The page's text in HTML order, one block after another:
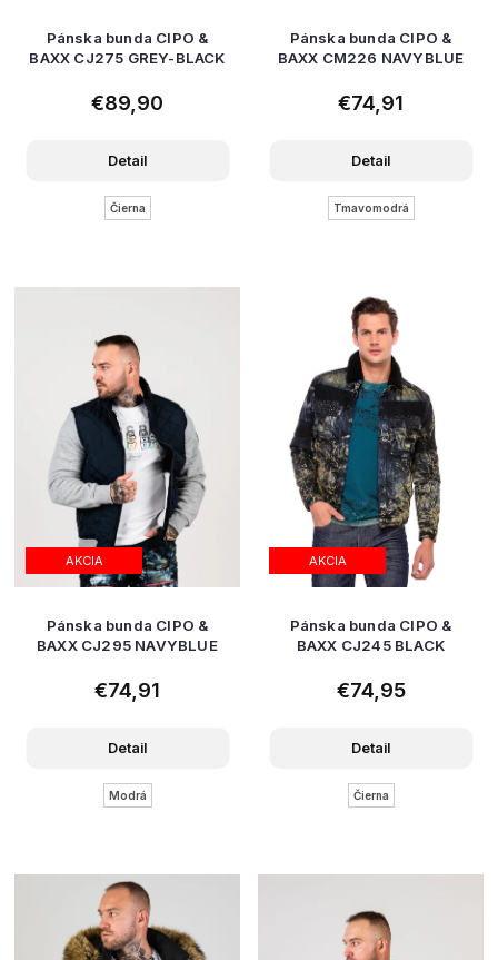
Pánska bunda CIPO &
BAXX CJ275 GREY-BLACK
€89,90
Detail
Čierna
Pánska bunda CIPO &
BAXX CM226 NAVYBLUE
€74,91
Detail
Tmavomodrá
AKCIA
Pánska bunda CIPO &
BAXX CJ295 NAVYBLUE
€74,91
Detail
Modrá
AKCIA
Pánska bunda CIPO &
BAXX CJ245 BLACK
€74,95
Detail
Čierna